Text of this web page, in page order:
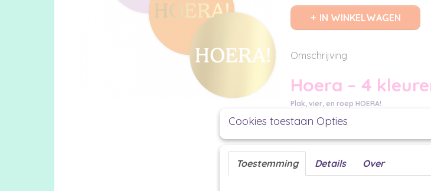
IN WINKELWAGEN
Omschrijving
Hoera – 4
Plak, vier, en roep HOERA!
Deze feestelijke stickers zijn verkrijgbaar
en goud (met witte tekst). Met hun 50 mm
Aantal: 4 stuks (4 kleuren)
Cookies toestaan Opties
Toestemming Details Over